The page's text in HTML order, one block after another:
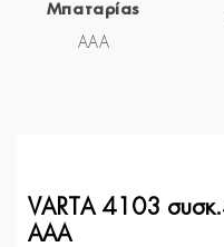
Μπαταρίας
AAA
VARTA 4103
AAA